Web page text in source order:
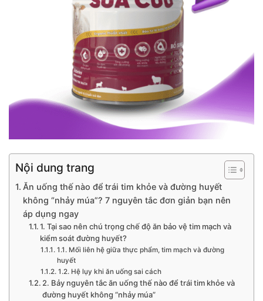
Nội dung trang
Ăn uống thế nào để trái tim khỏe và đường huyết
không “nhảy múa”? 7 nguyên tắc đơn giản bạn nên
áp dụng ngay
1. Tại sao nên chú trọng chế độ ăn bảo vệ tim mạch và
kiểm soát đường huyết?
1.1. Mối liên hệ giữa thực phẩm, tim mạch và đường
huyết
1.2. Hệ lụy khi ăn uống sai cách
2. Bảy nguyên tắc ăn uống thế nào để trái tim khỏe và
đường huyết không “nhảy múa”